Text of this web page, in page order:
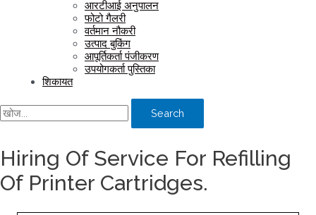
आरटीआई अनुपालन
फोटो गैलरी
वर्तमान नौकरी
उत्पाद बुकिंग
आपूर्तिकर्ता पंजीकरण
उपयोगकर्ता पुस्तिका
शिकायत
Search
Hiring Of Service For Refilling
Of Printer Cartridges.